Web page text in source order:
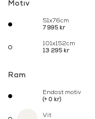
Motiv
51x76cm
7 995 kr
101x152cm
13 295 kr
Ram
Endast motiv
(+ 0 kr)
Vit